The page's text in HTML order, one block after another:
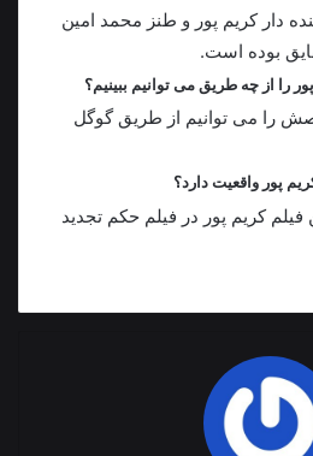
دار کریم پور و طنز محمد امین
بوده است.
را از چه طریق می توانیم ببینیم؟
را می توانیم از طریق گوگل
پور واقعیت دارد؟
فیلم کریم پور در فیلم حکم تجدید